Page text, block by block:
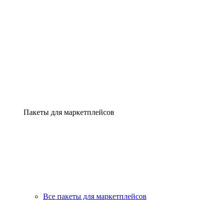
Пакеты для маркетплейсов
Все пакеты для маркетплейсов